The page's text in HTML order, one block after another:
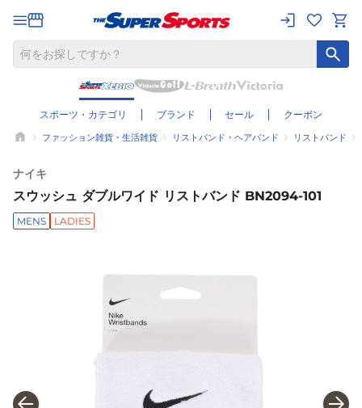
スポーツ・カテゴリ ブランド セール クーポン
ファッション雑貨・生活雑貨 リストバンド・ヘアバンド リストバンド
ナイキ
スウッシュ ダブルワイド リストバンド BN2094-101
MENS LADIES